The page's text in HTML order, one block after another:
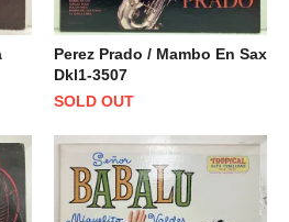
Perez Prado / Mambo En Sax
Dkl1-3507
SOLD OUT